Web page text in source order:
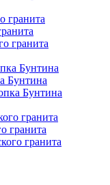
гранита
гранита
Бунтина
Бунтина
Бунтина
гранита
гранита
гранита